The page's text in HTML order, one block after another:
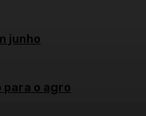
junho
o agro